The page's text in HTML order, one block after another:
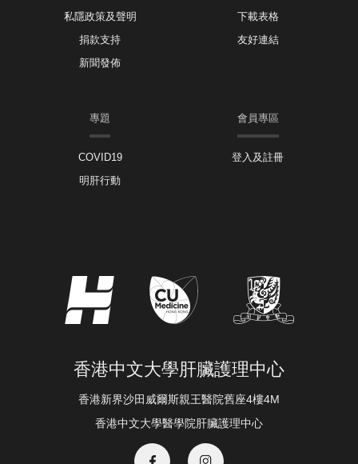
私隱政策及聲明
捐款支持
新聞發佈
下載表格
友好連結
專題
COVID19
明肝行動
會員專區
登入及註冊
香港中文大學肝臟護理中心
香港新界沙田威爾斯親王醫院舊座4樓4M
香港中文大學醫學院肝臟護理中心